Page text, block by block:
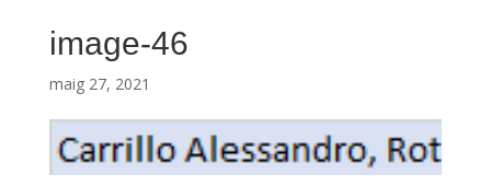
image-46
maig 27, 2021